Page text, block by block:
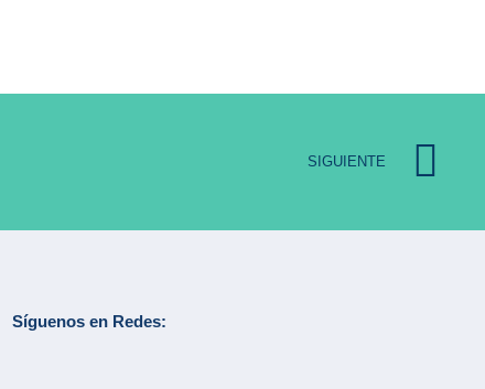
SIGUIENTE
Síguenos en Redes: